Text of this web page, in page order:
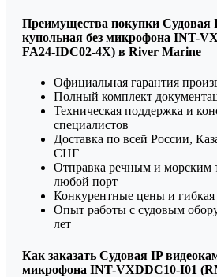
Преимущества покупки Судовая
купольная без микрофона INT-
FA24-IDC02-4X) в River Marine
Официальная гарантия
Полный комплект
Техническая поддержка и
специалистов
Доставка по всей России,
СНГ
Отправка речным и морским
любой порт
Конкурентные цены и гибкая
Опыт работы с судовым
лет
Как заказать Судовая IP
микрофона INT-VXDDC10-I01